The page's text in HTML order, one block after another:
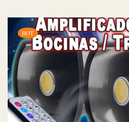
PA-
620USB
quantity
HOT